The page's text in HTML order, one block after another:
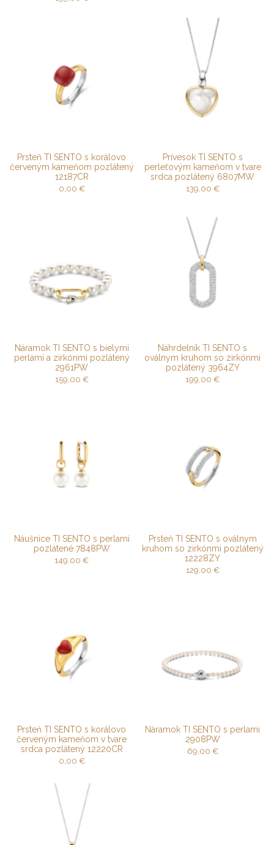
Prsteň TI SENTO s korálovo
červeným kameňom pozlátený
12187CR
0,00 €
Prívesok TI SENTO s
perleťovým kameňom v tvare
srdca pozlátený 6807MW
139,00 €
Náramok TI SENTO s bielymi
perlami a zirkónmi pozlátený
2961PW
159,00 €
Náhrdelník TI SENTO s
oválnym kruhom so zirkónmi
pozlátený 3964ZY
199,00 €
Náušnice TI SENTO s perlami
pozlátené 7848PW
149,00 €
Prsteň TI SENTO s oválnym
kruhom so zirkónmi pozlátený
12228ZY
129,00 €
Prsteň TI SENTO s korálovo
červeným kameňom v tvare
srdca pozlátený 12220CR
0,00 €
Náramok TI SENTO s perlami
2908PW
69,00 €